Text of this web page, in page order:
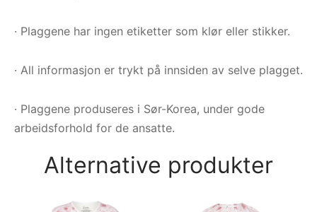
· Plaggene har ingen etiketter som klør eller stikker.
· All informasjon er trykt på innsiden av selve plagget.
· Plaggene produseres i Sør-Korea, under gode
arbeidsforhold for de ansatte.
Alternative produkter